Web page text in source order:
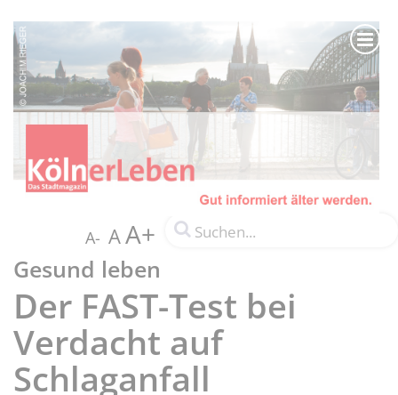
A- AA+
Gesund leben
Der FAST-Test bei
Verdacht auf
Schlaganfall